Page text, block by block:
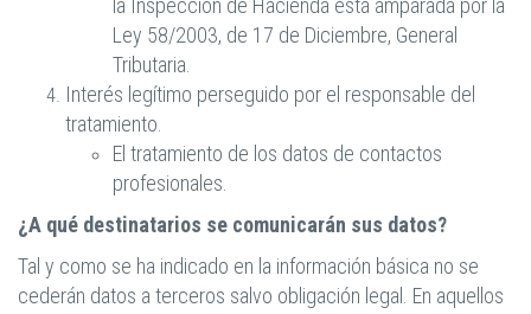
la Inspección de Hacienda está amparada por la
Ley 58/2003, de 17 de Diciembre, General
Tributaria.
Interés legítimo perseguido por el responsable del
tratamiento.
El tratamiento de los datos de contactos
profesionales.
¿A qué destinatarios se comunicarán sus datos?
Tal y como se ha indicado en la información básica no se
cederán datos a terceros salvo obligación legal. En aquellos